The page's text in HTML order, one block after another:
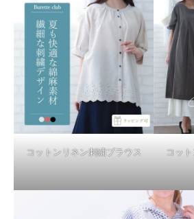
コットンリネン刺繍ブラウス
コッ